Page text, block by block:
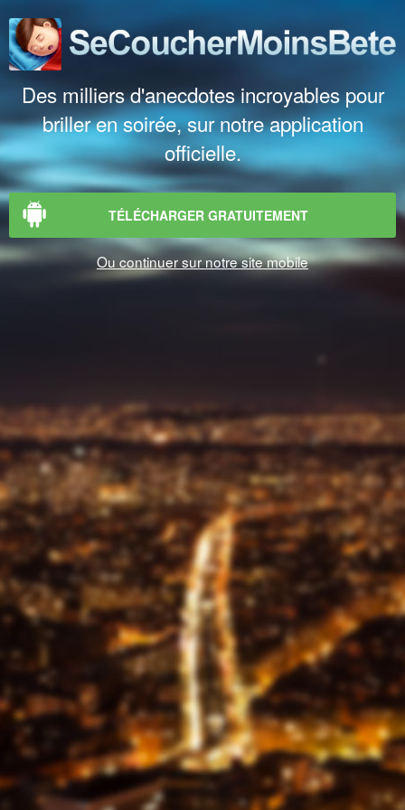
Des milliers d'anecdotes incroyables pour
briller en soirée, sur notre application
officielle.
TÉLÉCHARGER GRATUITEMENT
Ou continuer sur notre site mobile